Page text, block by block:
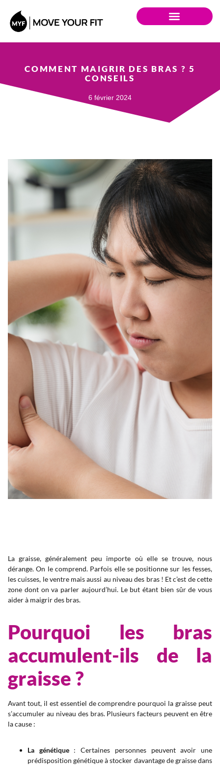
COMMENT MAIGRIR DES BRAS ? 5
CONSEILS
6 février 2024
La graisse, généralement peu importe où elle se trouve, nous
dérange. On le comprend. Parfois elle se positionne sur les fesses,
les cuisses, le ventre mais aussi au niveau des bras ! Et c’est de cette
zone dont on va parler aujourd’hui. Le but étant bien sûr de vous
aider à maigrir des bras.
Pourquoi les bras
accumulent-ils de la
graisse ?
Avant tout, il est essentiel de comprendre pourquoi la graisse peut
s’accumuler au niveau des bras. Plusieurs facteurs peuvent en être
la cause :
La génétique : Certaines personnes peuvent avoir une
prédisposition génétique à stocker davantage de graisse dans